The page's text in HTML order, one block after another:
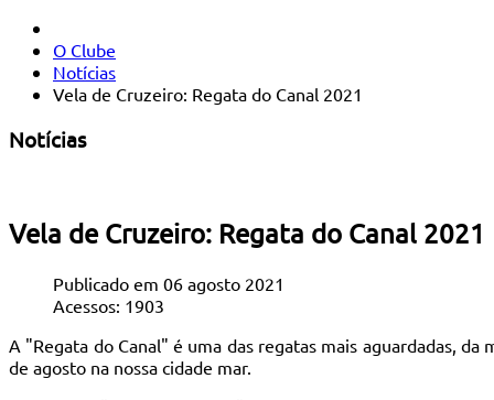
O Clube
Notícias
Vela de Cruzeiro: Regata do Canal 2021
Notícias
Vela de Cruzeiro: Regata do Canal 2021
Publicado em 06 agosto 2021
Acessos: 1903
A "Regata do Canal" é uma das regatas mais aguardadas,
de agosto na nossa cidade mar.